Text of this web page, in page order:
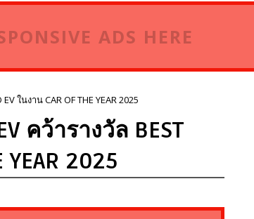
ADS HERE
ในงาน CAR OF THE YEAR 2025
คว้ารางวัล BEST
YEAR 2025